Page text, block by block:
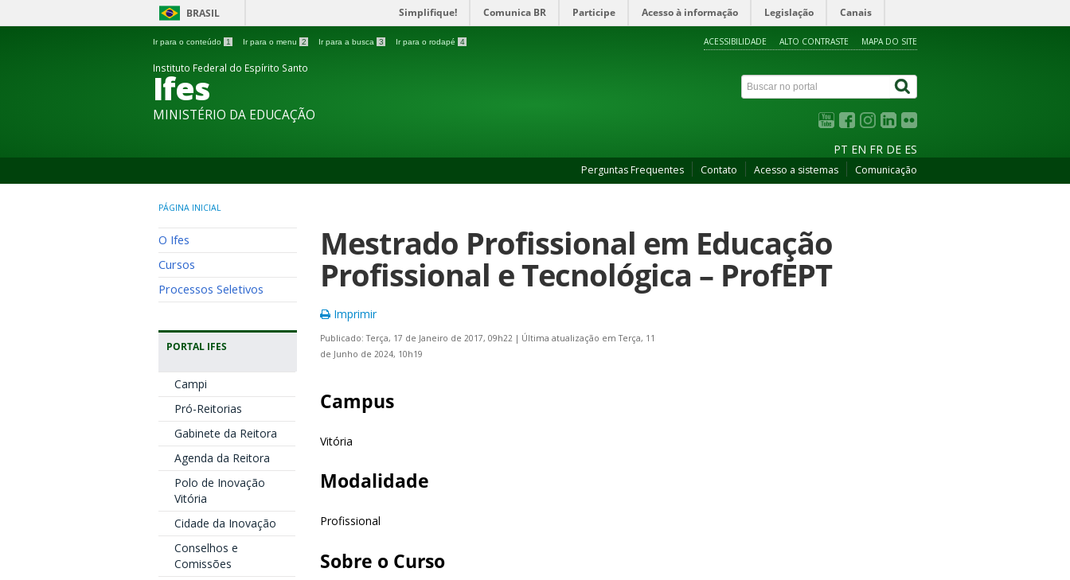
BRASIL Simplifique! Comunica BR Participe Acesso à informação Legislação Canais
Ir para o conteúdo 1 Ir para o menu 2 Ir para a busca 3 Ir para o rodapé 4 ACESSIBILIDADE ALTO CONTRASTE MAPA DO SITE
Instituto Federal do Espírito Santo
Ifes
MINISTÉRIO DA EDUCAÇÃO
PT EN FR DE ES
Perguntas Frequentes Contato Acesso a sistemas Comunicação
PÁGINA INICIAL
O Ifes
Cursos
Processos Seletivos
PORTAL IFES
Campi
Pró-Reitorias
Gabinete da Reitora
Agenda da Reitora
Polo de Inovação
Vitória
Cidade da Inovação
Conselhos e
Comissões
Mestrado Profissional em Educação
Profissional e Tecnológica – ProfEPT
Imprimir
Publicado: Terça, 17 de Janeiro de 2017, 09h22 | Última atualização em Terça, 11
de Junho de 2024, 10h19
Campus
Vitória
Modalidade
Profissional
Sobre o Curso